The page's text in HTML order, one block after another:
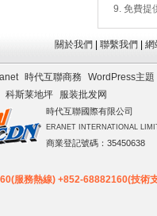
免費提
關於我們 聯繫我們 網
時代互聯商務 WordPress主題
科斯莱地坪 服装批发网
時代互聯國際有限公司
ERANET INTERNATIONAL
商業登記號碼：35450638
服務熱線) +852-68882160(技術